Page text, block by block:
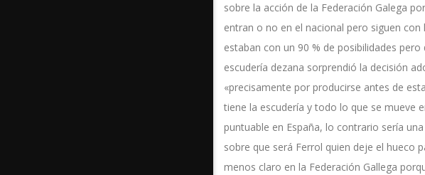
sobre la acción de la Federación Galega
entran o no en el nacional pero siguen
estaban con un 90 % de posibilidades
escudería dezana sorprendió la decisión
«precisamente por producirse antes de
tiene la escudería y todo lo que se mueve
puntuable en España, lo contrario sería
sobre que será Ferrol quien deje el hueco
menos claro en la Federación Gallega